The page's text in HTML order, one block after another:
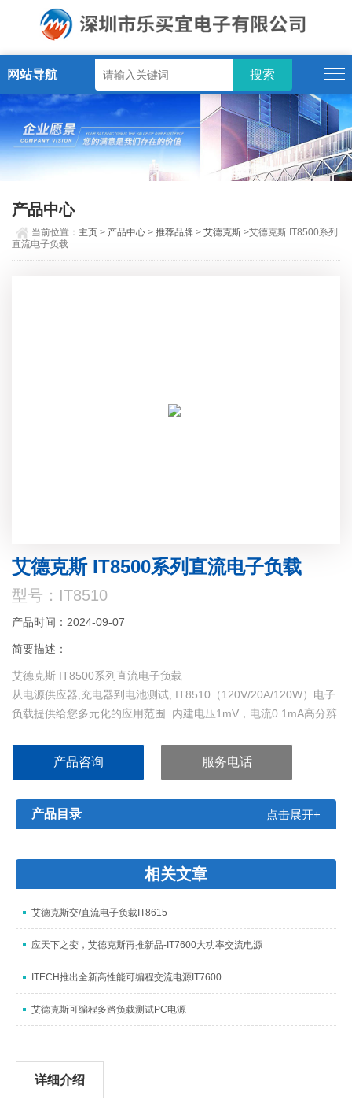
网站导航
产品中心
当前位置： 主页 > 产品中心 >推荐品牌 >艾德克斯 >艾德克斯 IT8500系列
直流电子负载
艾德克斯 IT8500系列直流电子负载
型号：IT8510
产品时间：2024-09-07
简要描述：
艾德克斯 IT8500系列直流电子负载
从电源供应器,充电器到电池测试, IT8510（120V/20A/120W）电子
负载提供给您多元化的应用范围. 内建电压1mV，电流0.1mA高分辨
测试, 电池测试以及动态测试多功能,满足您多元化的测试需求.
产品咨询 服务电话
产品目录 点击展开+
相关文章
艾德克斯交/直流电子负载IT8615
应天下之变，艾德克斯再推新品-IT7600大功率交流电源
ITECH推出全新高性能可编程交流电源IT7600
艾德克斯可编程多路负载测试PC电源
详细介绍